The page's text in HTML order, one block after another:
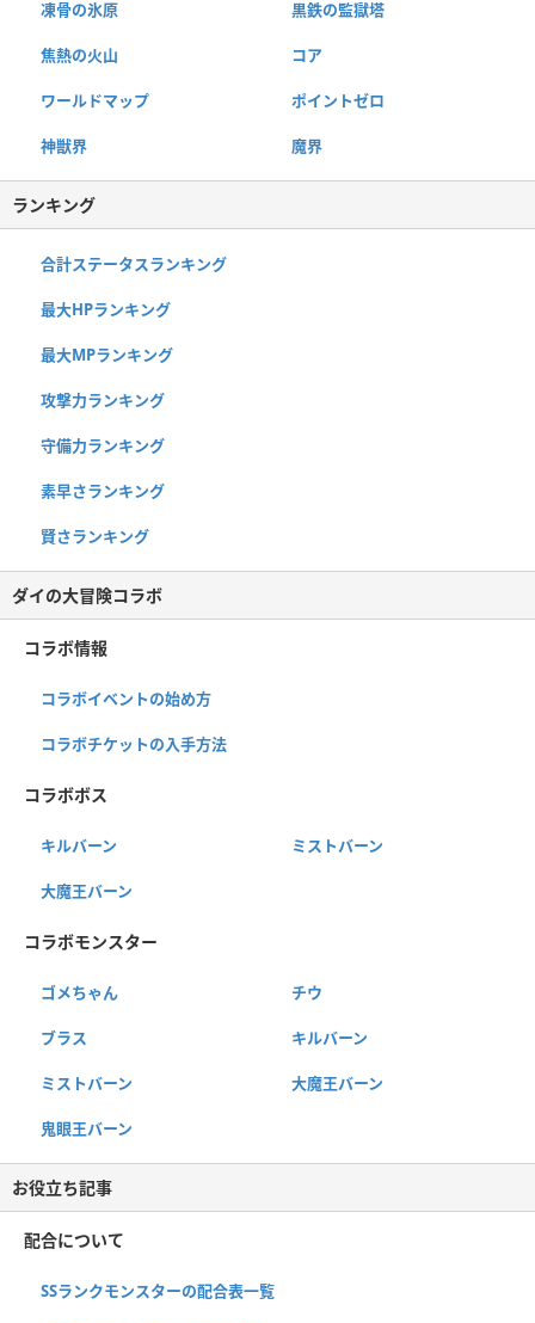
凍骨の氷原 黒鉄の監獄塔
焦熱の火山 コア
ワールドマップ ポイントゼロ
神獣界 魔界
ランキング
合計ステータスランキング
最大HPランキング
最大MPランキング
攻撃力ランキング
守備力ランキング
素早さランキング
賢さランキング
ダイの大冒険コラボ
コラボ情報
コラボイベントの始め方
コラボチケットの入手方法
コラボボス
キルバーン ミストバーン
大魔王バーン
コラボモンスター
ゴメちゃん チウ
ブラス キルバーン
ミストバーン 大魔王バーン
鬼眼王バーン
お役立ち記事
配合について
SSランクモンスターの配合表一覧